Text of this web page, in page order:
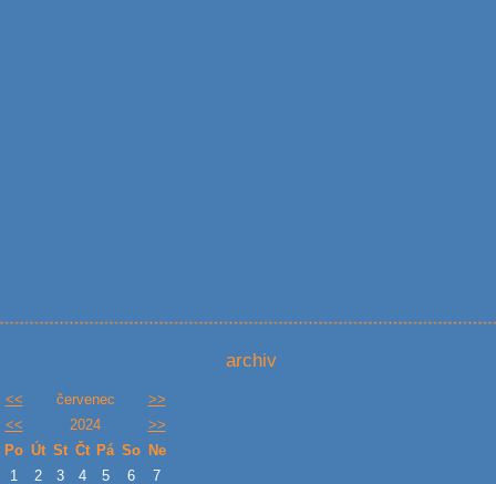
archiv
<< červenec
>>
<<
2024
>>
Po Út St Čt Pá So
Ne
1
2 3 4 5 6 7